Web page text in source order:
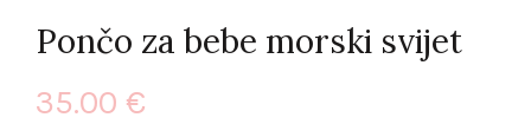
Pončo za bebe morski svijet
35.00 €